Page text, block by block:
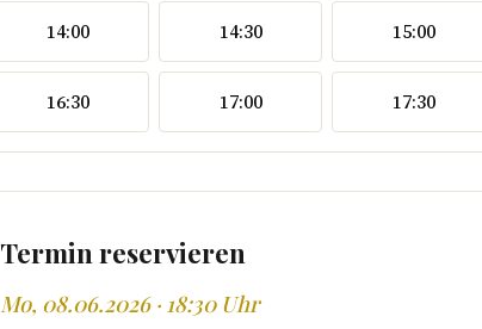
14:00 14:30 15:00
16:30 17:00 17:30
Termin reservieren
Mo, 08.06.2026 · 18:30 Uhr